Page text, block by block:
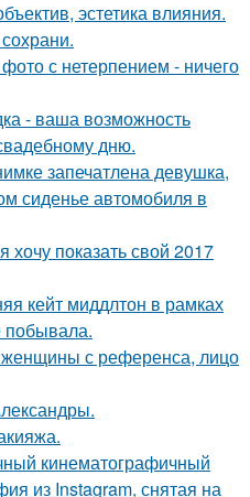
эстетика влияния.
с нетерпением - ничего
- ваша возможность
дню.
запечатлена девушка,
сиденье автомобиля в
показать свой 2017
кейт миддлтон в рамках
побывала.
с референса, лицо
кинематографичный
из Instagram, снятая на